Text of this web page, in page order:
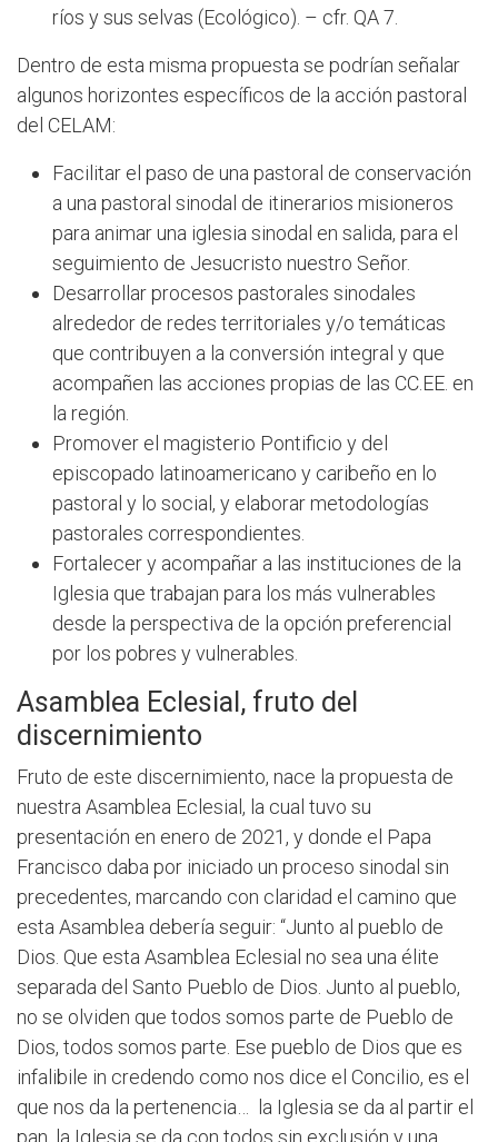
ríos y sus selvas (Ecológico). – cfr. QA 7.
Dentro de esta misma propuesta se podrían señalar
algunos horizontes específicos de la acción pastoral
del CELAM:
Facilitar el paso de una pastoral de conservación
a una pastoral sinodal de itinerarios misioneros
para animar una iglesia sinodal en salida, para el
seguimiento de Jesucristo nuestro Señor.
Desarrollar procesos pastorales sinodales
alrededor de redes territoriales y/o temáticas
que contribuyen a la conversión integral y que
acompañen las acciones propias de las CC.EE. en
la región.
Promover el magisterio Pontificio y del
episcopado latinoamericano y caribeño en lo
pastoral y lo social, y elaborar metodologías
pastorales correspondientes.
Fortalecer y acompañar a las instituciones de la
Iglesia que trabajan para los más vulnerables
desde la perspectiva de la opción preferencial
por los pobres y vulnerables.
Asamblea Eclesial, fruto del
discernimiento
Fruto de este discernimiento, nace la propuesta de
nuestra Asamblea Eclesial, la cual tuvo su
presentación en enero de 2021, y donde el Papa
Francisco daba por iniciado un proceso sinodal sin
precedentes, marcando con claridad el camino que
esta Asamblea debería seguir: “Junto al pueblo de
Dios. Que esta Asamblea Eclesial no sea una élite
separada del Santo Pueblo de Dios. Junto al pueblo,
no se olviden que todos somos parte de Pueblo de
Dios, todos somos parte. Ese pueblo de Dios que es
infalibile in credendo como nos dice el Concilio, es el
que nos da la pertenencia… la Iglesia se da al partir el
pan, la Iglesia se da con todos sin exclusión y una